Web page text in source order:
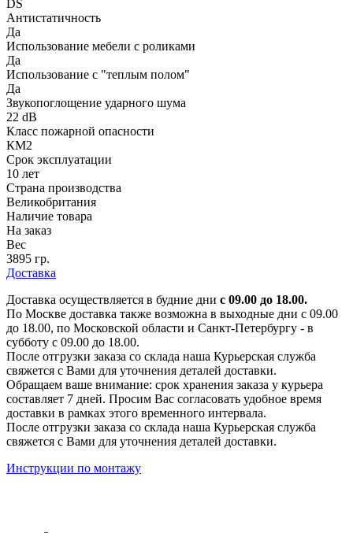
DS
Антистатичность
Да
Использование мебели с роликами
Да
Использование с "теплым полом"
Да
Звукопоглощение ударного шума
22 dB
Класс пожарной опасности
КМ2
Срок эксплуатации
10 лет
Страна производства
Великобритания
Наличие товара
На заказ
Вес
3895 гр.
Доставка
Доставка осуществляется в будние дни с 09.00 до 18.00.
По Москве доставка также возможна в выходные дни с 09.00
до 18.00, по Московской области и Санкт-Петербургу - в
субботу с 09.00 до 18.00.
После отгрузки заказа со склада наша Курьерская служба
свяжется с Вами для уточнения деталей доставки.
Обращаем ваше внимание: срок хранения заказа у курьера
составляет 7 дней. Просим Вас согласовать удобное время
доставки в рамках этого временного интервала.
После отгрузки заказа со склада наша Курьерская служба
свяжется с Вами для уточнения деталей доставки.
Инструкции по монтажу